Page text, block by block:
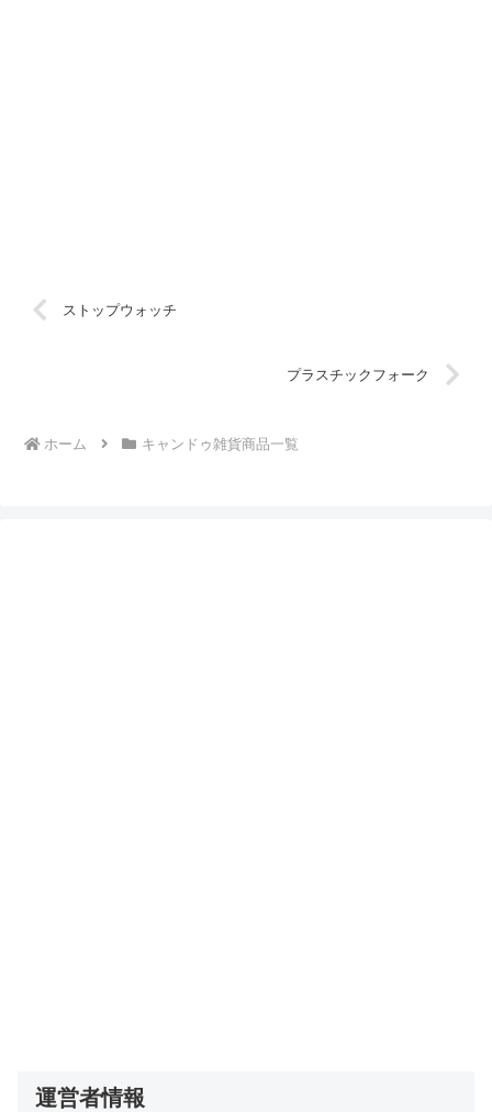
ストップウォッチ
プラスチックフォーク
ホーム キャンドゥ雑貨商品一覧
運営者情報